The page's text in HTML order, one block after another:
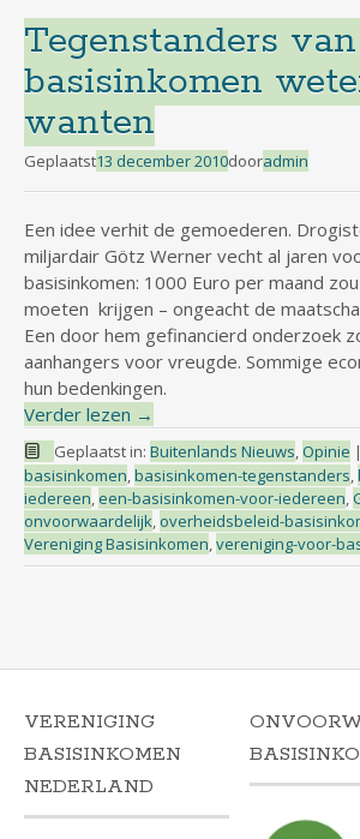
Tegenstanders
basisinkomen
wanten
Geplaatst13 december 2010dooradmin
Een idee verhit de gemoederen.
miljardair Götz Werner vecht al jaren
basisinkomen: 1000 Euro per maand
moeten krijgen – ongeacht de
Een door hem gefinancierd onderzoek
aanhangers voor vreugde. Sommige
hun bedenkingen.
Verder lezen →
Geplaatst in: Buitenlands Nieuws, Opinie |
basisinkomen,basisinkomen-tegenstanders,
iedereen, een-basisinkomen-voor-iedereen,
onvoorwaardelijk, overheidsbeleid-
Vereniging Basisinkomen,vereniging-voor-
VERENIGING
BASISINKOMEN
NEDERLAND